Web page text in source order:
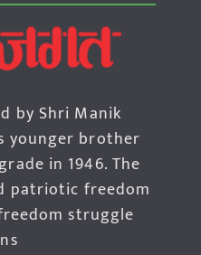
by Shri Manik
younger brother
in 1946. The
patriotic freedom
struggle